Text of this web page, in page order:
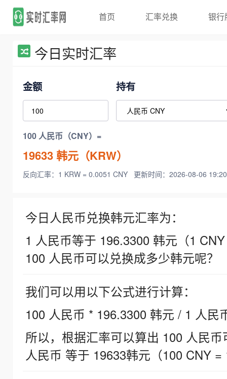
首页 汇率兑换 银行
今日实时汇率
金额 持有
100 人民币（CNY）=
19633韩元（KRW）
反向汇率：1 KRW = 0.0051 CNY 更新时间：2026-08-06
今日人民币兑换韩元汇率为：
1 人民币等于 196.3300 韩元（1
100 人民币可以兑换成多少韩元呢？
我们可以用以下公式进行计算：
100 人民币 * 196.3300 韩元 / 1 人民
所以，根据汇率可以算出 100 人民
人民币 等于 19633韩元（100 CNY =